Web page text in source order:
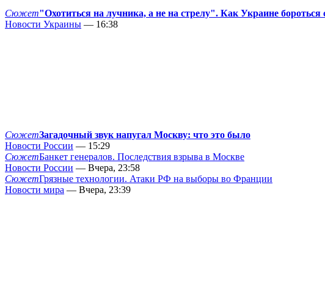
Сюжет"Охотиться на лучника, а не на стрелу". Как Украине бороться
Новости Украины — 16:38
СюжетЗагадочный звук напугал Москву: что это было
Новости России — 15:29
СюжетБанкет генералов. Последствия взрыва в Москве
Новости России — Вчера, 23:58
СюжетГрязные технологии. Атаки РФ на выборы во Франции
Новости мира — Вчера, 23:39